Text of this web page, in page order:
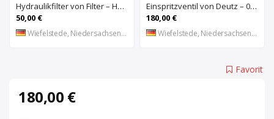
Hydraulikfilter von Filter – HY13479
50,00 €
Wiefelstede, Niedersachsen, DE
Einspritzventil von Deutz – 0423 1554
180,00 €
Wiefelstede, Niedersachsen, DE
Favorit
180,00 €